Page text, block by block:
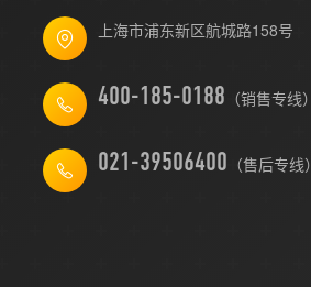
上海市浦东新区航城路158号
（销售专线）
021-39506400 （售后专线）